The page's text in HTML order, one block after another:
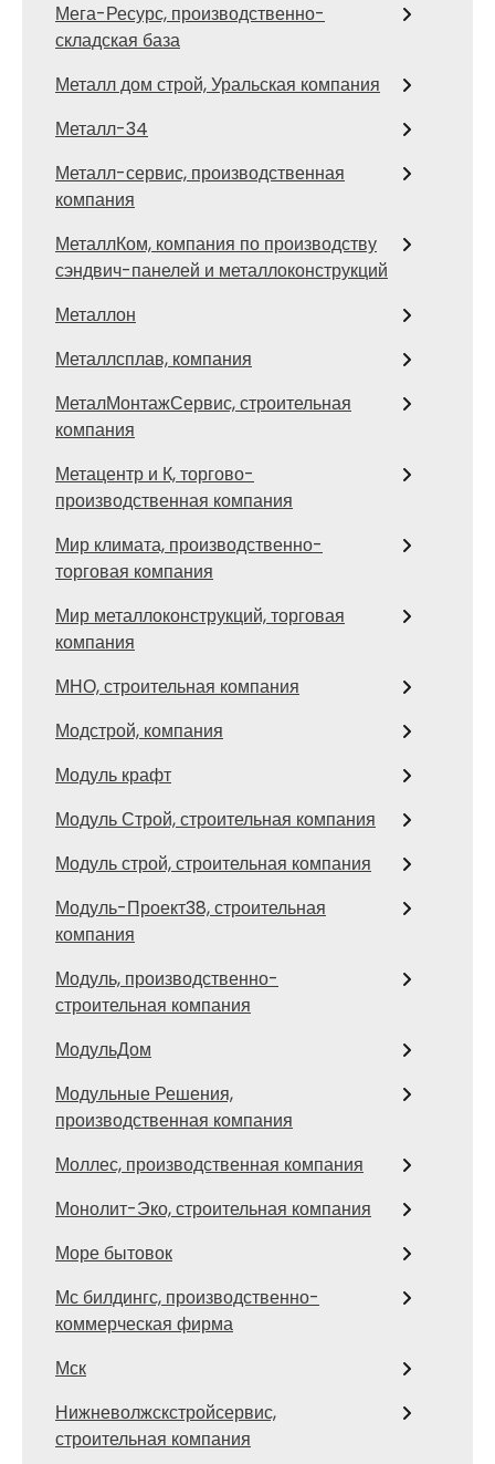
Мега-Ресурс, производственно-
складская база
Металл дом строй, Уральская компания
Металл-34
Металл-сервис, производственная
компания
МеталлКом, компания по производству
сэндвич-панелей и металлоконструкций
Металлон
Металлсплав, компания
МеталМонтажСервис, строительная
компания
Метацентр и К, торгово-
производственная компания
Мир климата, производственно-
торговая компания
Мир металлоконструкций, торговая
компания
МНО, строительная компания
Модстрой, компания
Модуль крафт
Модуль Строй, строительная компания
Модуль строй, строительная компания
Модуль-Проект38, строительная
компания
Модуль, производственно-
строительная компания
МодульДом
Модульные Решения,
производственная компания
Моллес, производственная компания
Монолит-Эко, строительная компания
Море бытовок
Мс билдингс, производственно-
коммерческая фирма
Мск
Нижневолжскстройсервис,
строительная компания